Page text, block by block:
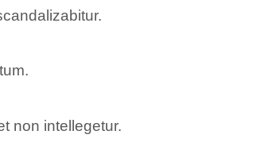
non intellegetur.